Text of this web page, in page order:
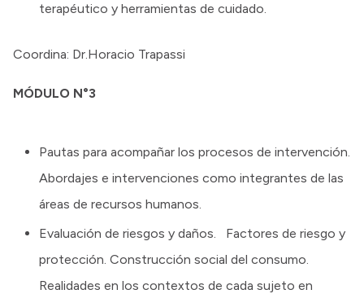
terapéutico y herramientas de cuidado.
Coordina: Dr.Horacio Trapassi
MÓDULO N°3
Pautas para acompañar los procesos de intervención.
Abordajes e intervenciones como integrantes de las
áreas de recursos humanos.
Evaluación de riesgos y daños. Factores de riesgo y
protección. Construcción social del consumo.
Realidades en los contextos de cada sujeto en